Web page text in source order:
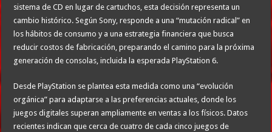
sistema de CD en lugar de cartuchos, esta decisión representa un
cambio histórico. Según Sony, responde a una “mutación radical” en
los hábitos de consumo y a una estrategia financiera que busca
reducir costos de fabricación, preparando el camino para la próxima
generación de consolas, incluida la esperada PlayStation 6.
Desde PlayStation se plantea esta medida como una “evolución
orgánica” para adaptarse a las preferencias actuales, donde los
juegos digitales superan ampliamente en ventas a los físicos. Datos
recientes indican que cerca de cuatro de cada cinco juegos de